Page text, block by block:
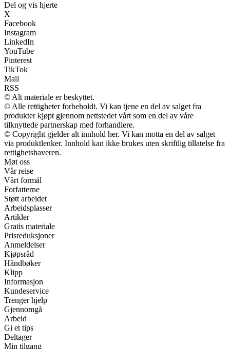
Del og vis hjerte
X
Facebook
Instagram
LinkedIn
YouTube
Pinterest
TikTok
Mail
RSS
© Alt materiale er beskyttet.
© Alle rettigheter forbeholdt. Vi kan tjene en del av salget fra
produkter kjøpt gjennom nettstedet vårt som en del av våre
tilknyttede partnerskap med forhandlere.
© Copyright gjelder alt innhold her. Vi kan motta en del av salget
via produktlenker. Innhold kan ikke brukes uten skriftlig tillatelse fra
rettighetshaveren.
Møt oss
Vår reise
Vårt formål
Forfatterne
Støtt arbeidet
Arbeidsplasser
Artikler
Gratis materiale
Prisreduksjoner
Anmeldelser
Kjøpsråd
Håndbøker
Klipp
Informasjon
Kundeservice
Trenger hjelp
Gjennomgå
Arbeid
Gi et tips
Deltager
Min tilgang